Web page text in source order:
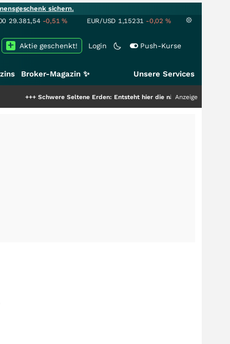
sichern.
29.381,54 -0,51% EUR/USD 1,15231 -0,02 %
Login Push-Kurse
Aktie geschenkt!
Broker-Magazin ✨ Unsere Services
Seltene Erden: Entsteht hier die nächste Milliardenstory?+++
Anzeige